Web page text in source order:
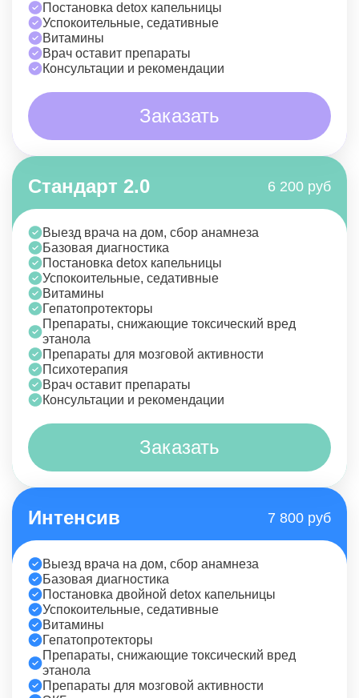
Постановка detox капельницы
Успокоительные, седативные
Витамины
Врач оставит препараты
Консультации и рекомендации
Заказать
Стандарт 2.0 6 200 руб
Выезд врача на дом, сбор анамнеза
Базовая диагностика
Постановка detox капельницы
Успокоительные, седативные
Витамины
Гепатопротекторы
Препараты, снижающие токсический вред
этанола
Препараты для мозговой активности
Психотерапия
Врач оставит препараты
Консультации и рекомендации
Заказать
Интенсив 7 800 руб
Выезд врача на дом, сбор анамнеза
Базовая диагностика
Постановка двойной detox капельницы
Успокоительные, седативные
Витамины
Гепатопротекторы
Препараты, снижающие токсический вред
этанола
Препараты для мозговой активности